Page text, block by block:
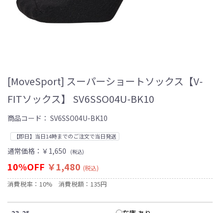
[MoveSport] スーパーショートソックス【V-
FITソックス】 SV6SSO04U-BK10
商品コード： SV6SSO04U-BK10
【即日】当日14時までのご注文で当日発送
通常価格： ￥1,650 (税込)
10%OFF ￥1,480 (税込)
消費税率：10% 消費税額：135円